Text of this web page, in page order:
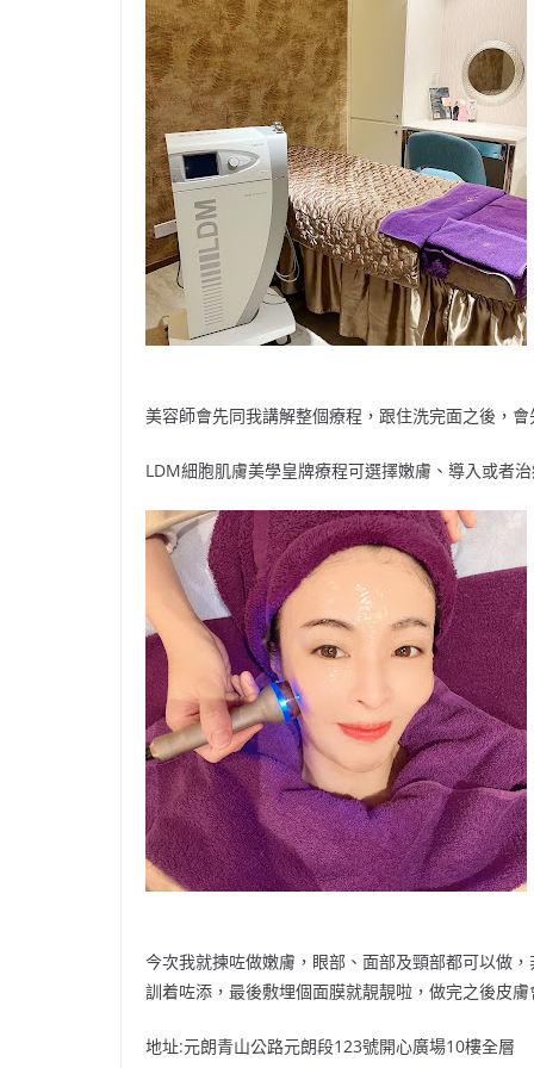
美容師會先同我講解整個療程，跟住洗完面之後，
LDM細胞肌膚美學皇牌療程可選擇嫩膚、導入或者
今次我就揀咗做嫩膚，眼部、面部及頸部都可以做
訓着咗添，最後敷埋個面膜就靚靚啦，做完之後皮
地址:元朗青山公路元朗段123號開心廣場10樓全層